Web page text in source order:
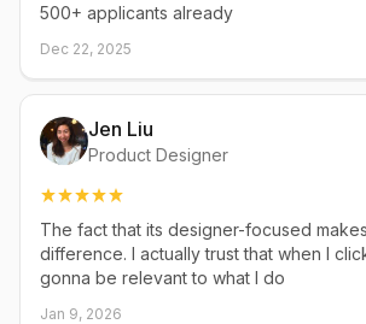
500+ applicants already
Dec 22, 2025
Jen Liu
Product Designer
The fact that its designer-focused
difference. I actually trust that when I
gonna be relevant to what I do
Jan 9, 2026